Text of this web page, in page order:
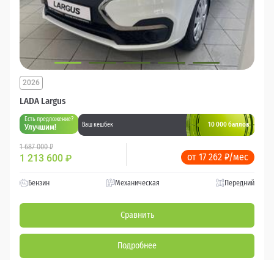
LADA Largus
2026
Есть предложение?
Улучшим! Ваш кешбек 10 000 баллов
1 687 000 ₽
1 213 600 ₽ от 17 262 ₽/мес
Бензин Механическая Передний
Сравнить
Подробнее